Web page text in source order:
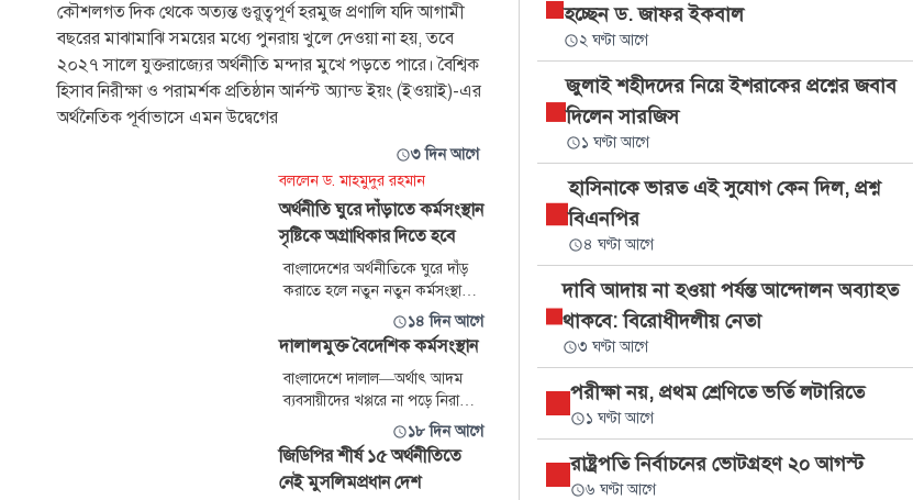
কৌশলগত দিক থেকে অত্যন্ত গুরুত্বপূর্ণ হরমুজ প্রণালি যদি আগামী
বছরের মাঝামাঝি সময়ের মধ্যে পুনরায় খুলে দেওয়া না হয়, তবে
২০২৭ সালে যুক্তরাজ্যের অর্থনীতি মন্দার মুখে পড়তে পারে। বৈশ্বিক
হিসাব নিরীক্ষা ও পরামর্শক প্রতিষ্ঠান আর্নস্ট অ্যান্ড ইয়ং (ইওয়াই)-এর
অর্থনৈতিক পূর্বাভাসে এমন উদ্বেগের
৩ দিন আগে
বললেন ড. মাহমুদুর রহমান
অর্থনীতি ঘুরে দাঁড়াতে কর্মসংস্থান
সৃষ্টিকে অগ্রাধিকার দিতে হবে
বাংলাদেশের অর্থনীতিকে ঘুরে দাঁড়
করাতে হলে নতুন নতুন কর্মসংস্থান
সৃষ্টিকে সর্বোচ্চ অগ্রাধিকার দেওয়ার
আহ্বান জানিয়েছেন আমার দেশ
সম্পাদক ড. মাহমুদুর রহমান। তিনি
বলেন, কর্মসংস্থান সৃষ্টিতে
ম্যানুফ্যাকচারিং শিল্প ও কৃষি খাতকে
সর্বোচ্চ গুরুত্ব দিতে হবে। নতুন
কর্মসংস্থান সৃষ্টি ছাড়া জাতীয় সম
১৪ দিন আগে
দালালমুক্ত বৈদেশিক কর্মসংস্থান
বাংলাদেশে দালাল—অর্থাৎ আদম
ব্যবসায়ীদের খপ্পরে না পড়ে নিরাপদে
বৈদেশিক কর্মসংস্থানের সুযোগ
পাওয়া এখনো সাধারণ মানুষের কাছে
সহজলভ্য হয়নি কেন—এই প্রশ্ন
আমাদের সবাইকে করতে হবে।
১৮ দিন আগে
জিডিপির শীর্ষ ১৫ অর্থনীতিতে
নেই মুসলিমপ্রধান দেশ
হচ্ছেন ড. জাফর ইকবাল
২ ঘণ্টা আগে
জুলাই শহীদদের নিয়ে ইশরাকের প্রশ্নের জবাব
দিলেন সারজিস
১ ঘণ্টা আগে
হাসিনাকে ভারত এই সুযোগ কেন দিল, প্রশ্ন
বিএনপির
৪ ঘণ্টা আগে
দাবি আদায় না হওয়া পর্যন্ত আন্দোলন অব্যাহত
থাকবে: বিরোধীদলীয় নেতা
৩ ঘণ্টা আগে
পরীক্ষা নয়, প্রথম শ্রেণিতে ভর্তি লটারিতে
১ ঘণ্টা আগে
রাষ্ট্রপতি নির্বাচনের ভোটগ্রহণ ২০ আগস্ট
৬ ঘণ্টা আগে